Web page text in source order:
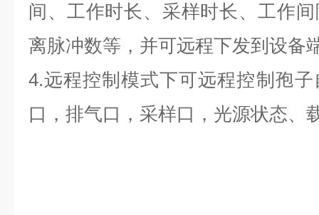
间、工作时长、采样时长、工作
离脉冲数等，并可远程下发到设备
4.远程控制模式下可远程控制孢
口，排气口，采样口，光源状态、